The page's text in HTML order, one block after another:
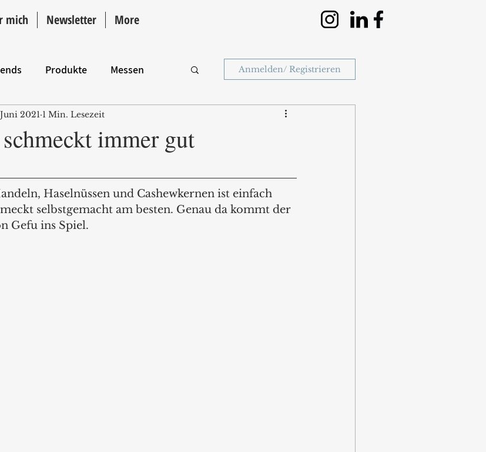
mich Newsletter More
Produkte Messen Anmelden/ Registrieren
immer gut
2021 1 Min. Lesezeit
Haselnüssen und Cashewkernen ist einfach
selbstgemacht am besten. Genau da kommt der
Gefu ins Spiel.